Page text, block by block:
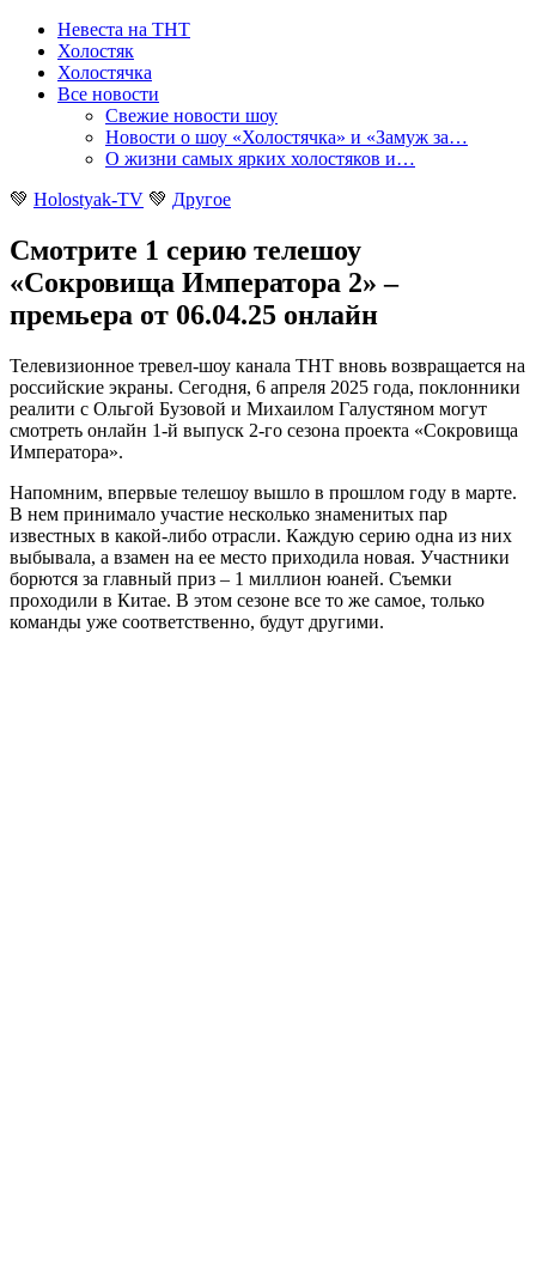
Невеста на ТНТ
Холостяк
Холостячка
Все новости
Свежие новости шоу
Новости о шоу «Холостячка» и «Замуж за…
О жизни самых ярких холостяков и…
💚 Holostyak-TV 💚 Другое
Смотрите 1 серию телешоу
«Сокровища Императора 2» –
премьера от 06.04.25 онлайн
Телевизионное тревел-шоу канала ТНТ вновь возвращается на
российские экраны. Сегодня, 6 апреля 2025 года, поклонники
реалити с Ольгой Бузовой и Михаилом Галустяном могут
смотреть онлайн 1-й выпуск 2-го сезона проекта «Сокровища
Императора».
Напомним, впервые телешоу вышло в прошлом году в марте.
В нем принимало участие несколько знаменитых пар
известных в какой-либо отрасли. Каждую серию одна из них
выбывала, а взамен на ее место приходила новая. Участники
борются за главный приз – 1 миллион юаней. Съемки
проходили в Китае. В этом сезоне все то же самое, только
команды уже соответственно, будут другими.